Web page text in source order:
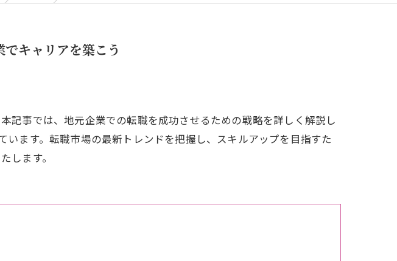
キャリアを築こう
記事では、地元企業での転職を成功させるための戦略を詳しく解説し
ます。転職市場の最新トレンドを把握し、スキルアップを目指すた
します。